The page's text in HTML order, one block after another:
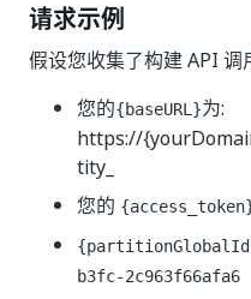
请求示例
假设您收集了构建 API 调
您的{baseURL}为:
https://
tity_
您的
b3fc-2c963f66afa6